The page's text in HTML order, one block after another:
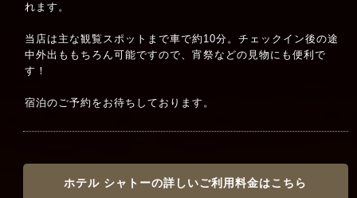
れます。
当店は主な観覧スポットまで車で約10分。チェックイン後の途
中外出ももちろん可能ですので、宵祭などの見物にも便利で
す！
宿泊のご予約をお待ちしております。
ホテル シャトーの詳しいご利用料金はこちら